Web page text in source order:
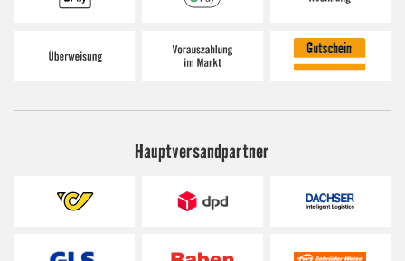
Hauptversandpartner